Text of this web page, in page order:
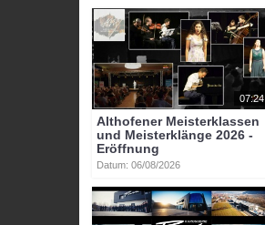
07:24
Althofener Meisterklassen
und Meisterklänge 2026 -
Eröffnung
Datum: 06/08/2026